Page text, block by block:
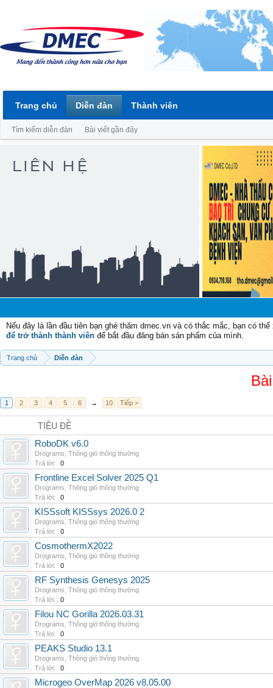
Nếu đây là lần đầu tiên bạn ghé thăm dmec.vn và có thắc mắc, bạn có
để trở thành thành viên để bắt đầu đăng bán sản phẩm của mình.
Trang chủ Diễn đàn
1 2 3 4 5 6 → 10 Tiếp >
TIÊU ĐỀ
RoboDK v6.0
Drograms Thông gió thông thường
Trả lời:
0
Frontline Excel Solver 2025 Q1
Drograms Thông gió thông thường
Trả lời:
0
KISSsoft KISSsys 2026.0 2
Drograms Thông gió thông thường
Trả lời:
0
CosmothermX2022
Drograms Thông gió thông thường
Trả lời:
0
RF Synthesis Genesys 2025
Drograms Thông gió thông thường
Trả lời:
0
Filou NC Gorilla 2026.03.31
Drograms Thông gió thông thường
Trả lời:
0
PEAKS Studio 13.1
Drograms Thông gió thông thường
Trả lời:
0
Microgeo OverMap 2026 v8.05.00
Trang chủ Diễn đàn
Tìm kiếm diễn đàn Bài viết gần đây
Thành viên